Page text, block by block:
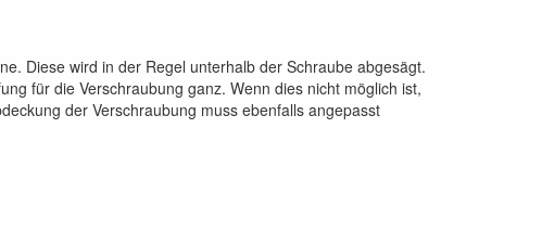
Diese wird in der Regel unterhalb der Schraube abgesägt.
für die Verschraubung ganz. Wenn dies nicht möglich ist,
der Verschraubung muss ebenfalls angepasst